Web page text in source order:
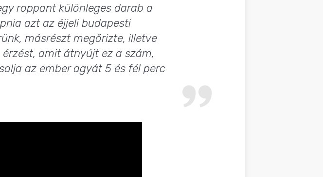
roppant különleges darab a
azt az éjjeli budapesti
másrészt megőrizte, illetve
amit átnyújt ez a szám,
az ember agyát 5 és fél perc